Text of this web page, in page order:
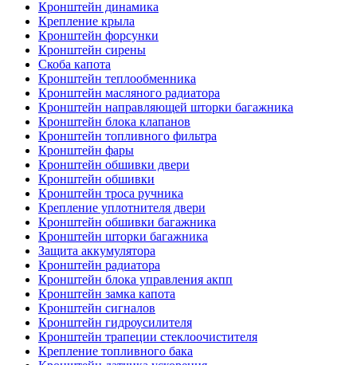
Кронштейн динамика
Крепление крыла
Кронштейн форсунки
Кронштейн сирены
Скоба капота
Кронштейн теплообменника
Кронштейн масляного радиатора
Кронштейн направляющей шторки багажника
Кронштейн блока клапанов
Кронштейн топливного фильтра
Кронштейн фары
Кронштейн обшивки двери
Кронштейн обшивки
Кронштейн троса ручника
Крепление уплотнителя двери
Кронштейн обшивки багажника
Кронштейн шторки багажника
Защита аккумулятора
Кронштейн радиатора
Кронштейн блока управления акпп
Кронштейн замка капота
Кронштейн сигналов
Кронштейн гидроусилителя
Кронштейн трапеции стеклоочистителя
Крепление топливного бака